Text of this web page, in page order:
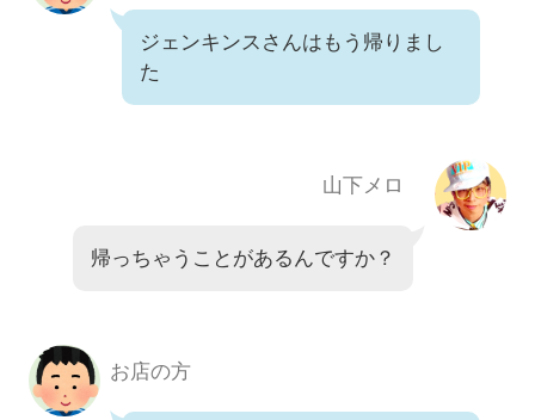
ジェンキンスさんはもう帰りまし
た
山下メロ
帰っちゃうことがあるんですか？
お店の方